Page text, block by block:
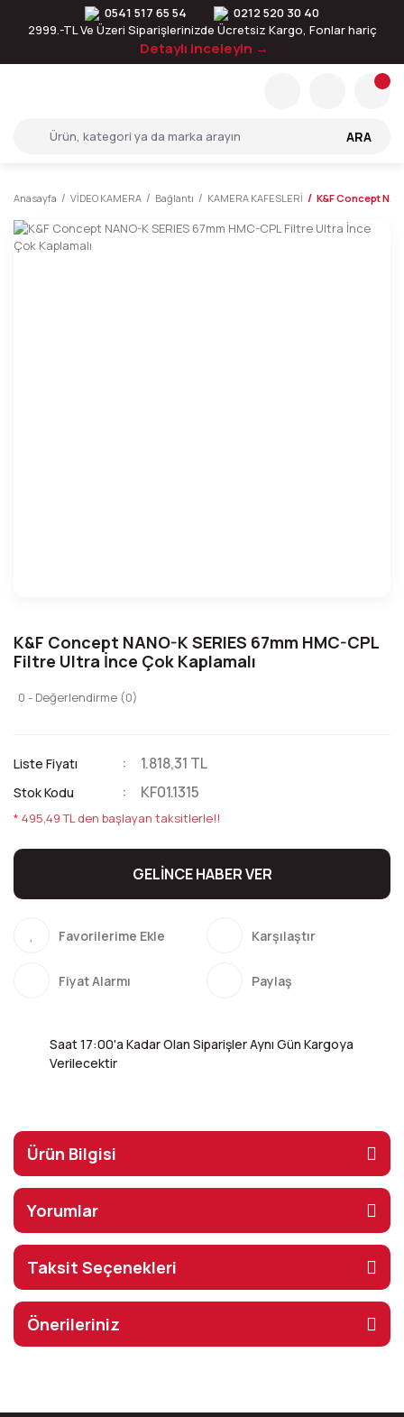
0541 517 65 54
0212 520 30 40
2999.-TL Ve Üzeri Siparişlerinizde Ücretsiz Kargo, Fonlar hariç
Detaylı inceleyin →
ARA
Anasayfa VİDEO KAMERA Bağlantı KAMERA KAFESLERİ K&F Concept
K&F Concept NANO-K SERIES 67mm HMC-CPL
Filtre Ultra İnce Çok Kaplamalı
0 - Değerlendirme (0)
Liste Fiyatı 1.818,31 TL
Stok Kodu KF01.1315
* 495,49 TL den başlayan taksitlerle!!
GELİNCE HABER VER
Karşılaştır
Fiyat Alarmı Paylaş
Saat 17:00'a Kadar Olan Siparişler Aynı Gün Kargoya
Verilecektir
Ürün Bilgisi
Yorumlar
Taksit Seçenekleri
Önerileriniz